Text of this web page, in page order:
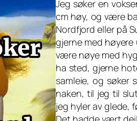
Jeg søker en
cm høy, og være
Nordfjord eller på
gjerne med
være nøye med
ha sted, gjerne
samleie, og søker
naken, til jeg til
jeg hyler av glede,